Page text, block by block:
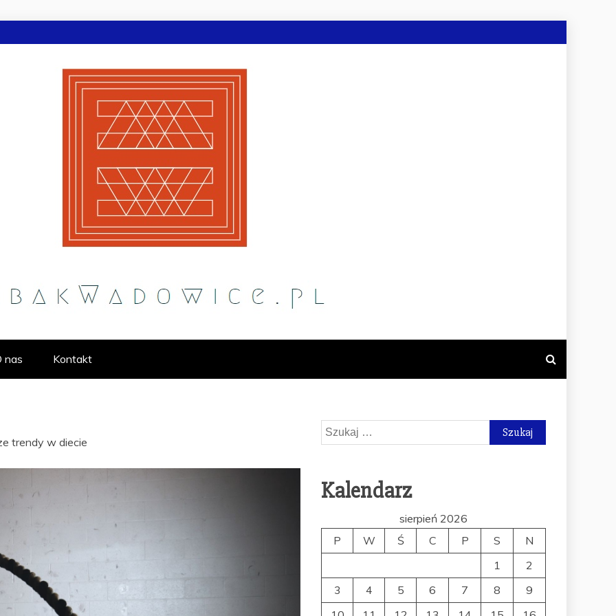
POŚWIĘCONY TEMATYCE
ODŻYWEK I SUPLEMENTÓW
nas Kontakt
trendy w diecie
Szukaj:
Kalendarz
sierpień 2026
P
W Ś C P S
N
1
2
3
4 5 6 7 8
9